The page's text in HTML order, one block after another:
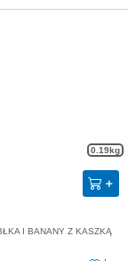
0.19kg
I BANANY Z KASZKĄ